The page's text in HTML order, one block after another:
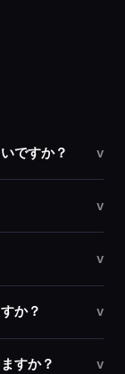
ですか？ v
v
v
か？ v
すか？ v